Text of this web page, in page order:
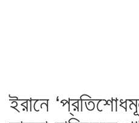
ইরানে